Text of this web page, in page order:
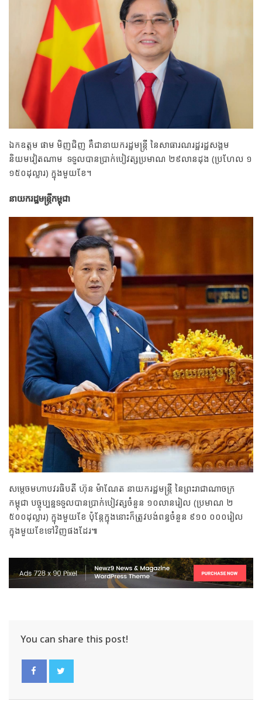
ឯកឧត្តម ផាម មិញជិញ គឺជានាយករដ្ឋមន្ត្រី នៃសាធារណរដ្ឋរដ្ឋសង្គម
និយមវៀតណាម ទទួលបានប្រាក់បៀវត្សប្រមាណ ២៩លានដុង (ប្រហែល ១
១៥០ដុល្លារ) ក្នុងមួយខែ។
នាយករដ្ឋមន្ត្រីកម្ពុជា
សម្តេចមហាបវរធិបតី ហ៊ុន ម៉ាណែត នាយករដ្ឋមន្ត្រី នៃព្រះរាជាណាចក្រ
កម្ពុជា បច្ចុប្បន្នទទួលបានប្រាក់បៀវត្សចំនួន ១០លានរៀល (ប្រមាណ ២
៥០០ដុល្លារ) ក្នុងមួយខែ ប៉ុន្តែក្នុងនោះក៏ត្រូវបង់ពន្ធចំនួន ៩១០ ០០០រៀល
ក្នុងមួយខែទៅវិញផងដែរ៕
You can share this post!